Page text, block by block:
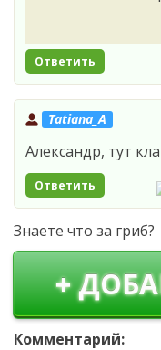
Ответить
Tatiana_A
Александр, тут
Ответить
Знаете что за гриб?
+
Комментарий: